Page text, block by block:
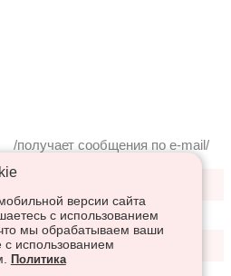
/получает сообщения по e-mail/
услуг
версии сайта
с использованием
мы обрабатываем ваши
использованием
Политика